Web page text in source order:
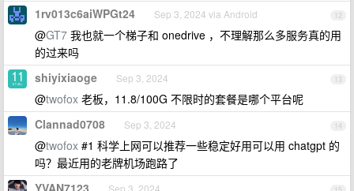
12
1rv013c6aiWPGt24 Sep 3, 2024 via Android
@GT7 我也就一个梯子和 onedrive ，不理解那么多服务真的用
的过来吗
13
shiyixiaoge Sep 3, 2024
@twofox 老板，11.8/100G 不限时的套餐是哪个平台呢
14
Clannad0708 Sep 3, 2024
@twofox #1 科学上网可以推荐一些稳定好用可以用 chatgpt 的
吗？最近用的老牌机场跑路了
YVAN7123 Sep 3, 2024